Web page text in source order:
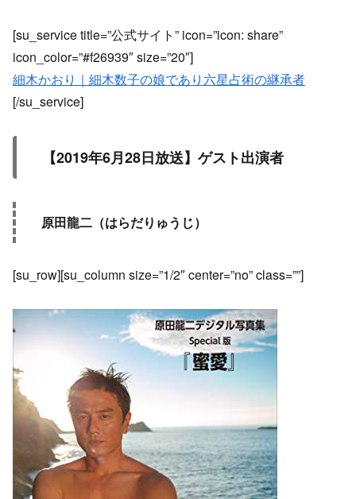
[su_service title=”公式サイト” icon=”icon: share”
icon_color=”#f26939″ size=”20″]
細木かおり｜細木数子の娘であり六星占術の継承者
[/su_service]
【2019年6月28日放送】ゲスト出演者
原田龍二（はらだりゅうじ）
[su_row][su_column size=”1/2″ center=”no” class=””]